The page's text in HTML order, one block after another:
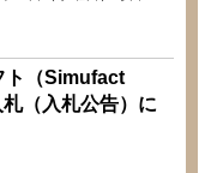
ト（Simufact
（入札公告）に